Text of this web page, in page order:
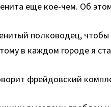
еще кое-чем. Об
полководец,
в каждом городе я
фрейдовский